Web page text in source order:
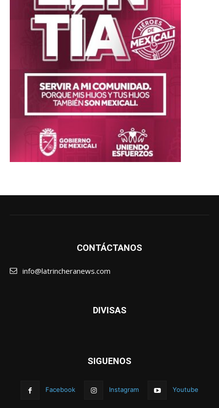
CONTÁCTANOS
info@latrincheranews.com
DIVISAS
SIGUENOS
Facebook Instagram Youtube